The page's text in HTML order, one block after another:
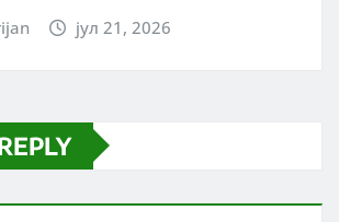
јул 21, 2026